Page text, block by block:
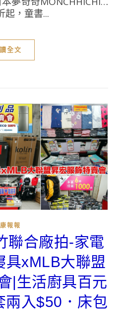
起，童書...
全文
報報
聯合廠拍-家電
具xMLB大聯盟
|生活廚具百元
兩入$50．床包